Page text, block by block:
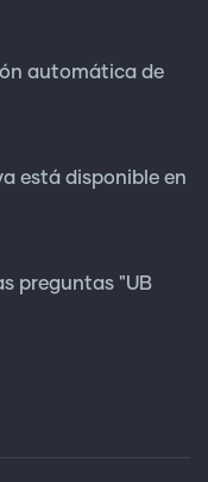
automática de
está disponible en
preguntas "UB